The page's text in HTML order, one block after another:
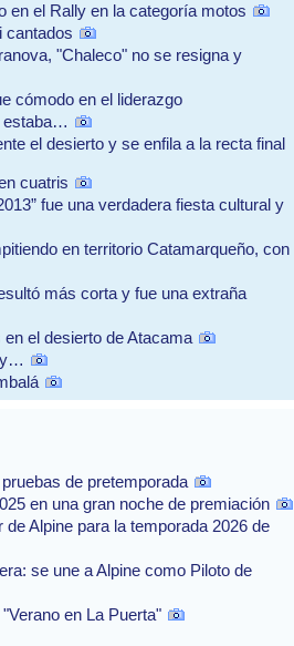
en el Rally en la categoría motos
cantados
"Chaleco" no se resigna y
cómodo en el liderazgo
estaba…
el desierto y se enfila a la recta final
cuatris
fue una verdadera fiesta cultural y
en territorio Catamarqueño, con
más corta y fue una extraña
el desierto de Atacama
de pretemporada
en una gran noche de premiación
Alpine para la temporada 2026 de
se une a Alpine como Piloto de
en La Puerta"